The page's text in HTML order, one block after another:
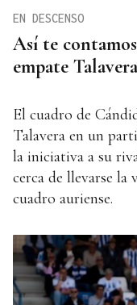
Así te
empate
EN DESCENSO
El cuadro de
Talavera en un
la iniciativa a su
cerca de llevarse
cuadro auriense.